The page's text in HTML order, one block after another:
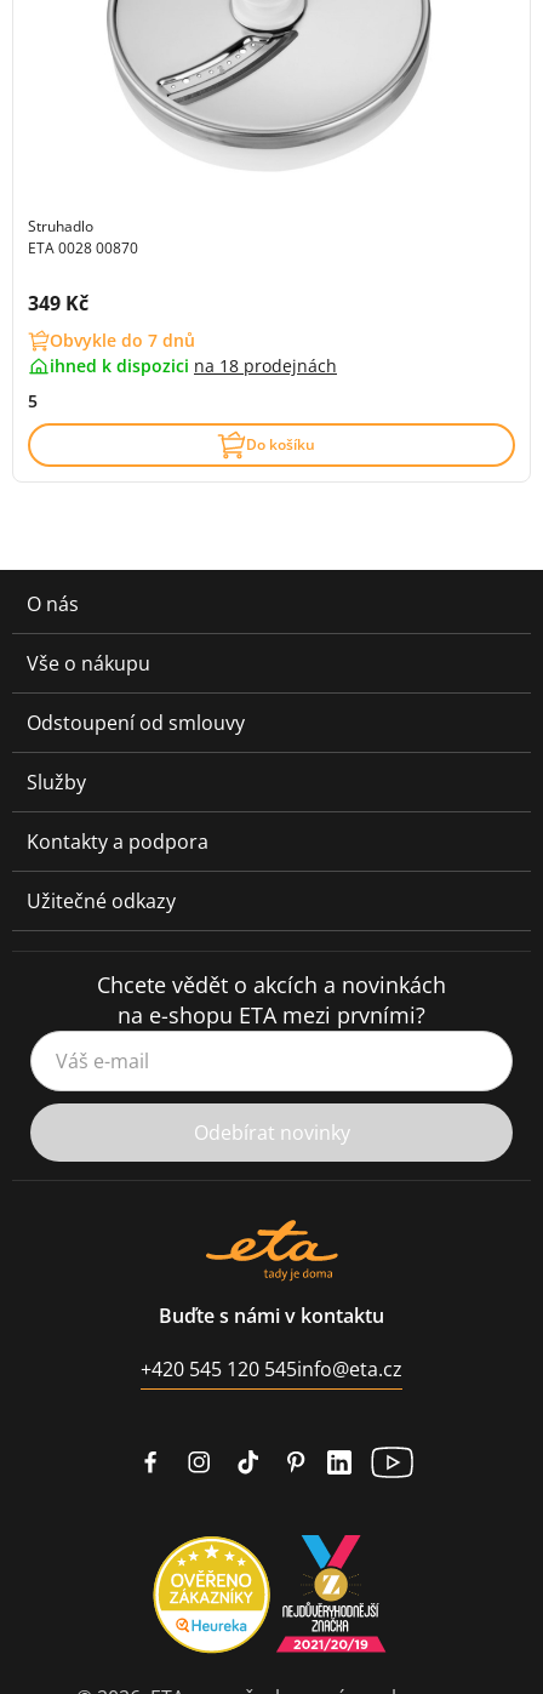
Struhadlo
ETA 0028 00870
Cena s DPH:
349 Kč
Obvykle do 7 dnů
ihned k dispozici na 18 prodejnách
5
Do košíku
O nás
Vše o nákupu
Odstoupení od smlouvy
Služby
Kontakty a podpora
Užitečné odkazy
Chcete vědět o akcích a novinkách
na e-shopu ETA mezi prvními?
Váš e-mail
Odebírat novinky
Buďte s námi v kontaktu
+420 545 120 545info@eta.cz